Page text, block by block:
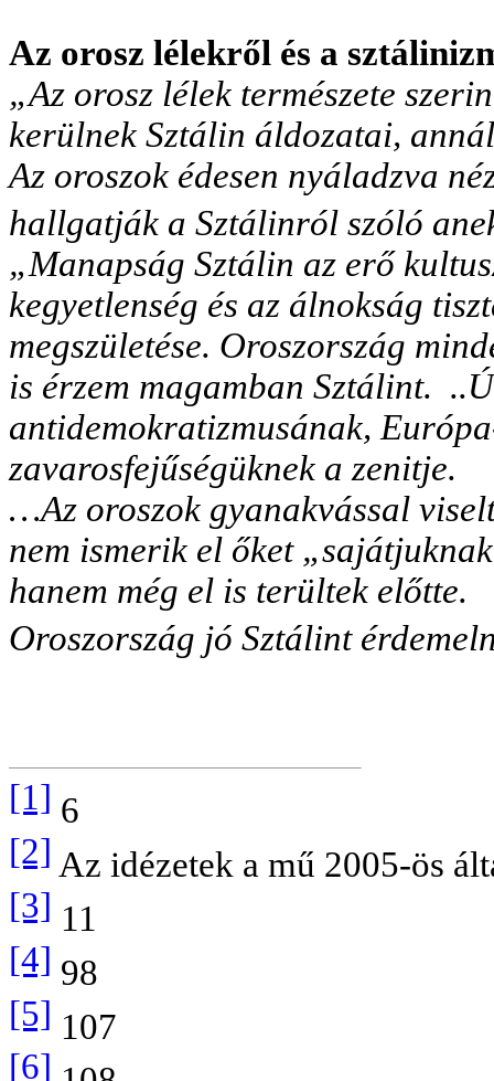
Az orosz lélekről és a
„Az orosz lélek természete
kerülnek Sztálin áldozatai,
Az oroszok édesen nyáladzva
hallgatják a Sztálinról szóló
„Manapság Sztálin az erő
kegyetlenség és az álnokság
megszületése. Oroszország
is érzem magamban Sztálint.
antidemokratizmusának,
zavarosfejűségüknek a zenitje.
…Az oroszok gyanakvással
nem ismerik el őket
hanem még el is terültek előtte.
Oroszország jó Sztálint
[1] 6
[2] Az idézetek a mű 2005-ös
[3] 11
[4] 98
[5] 107
[6]